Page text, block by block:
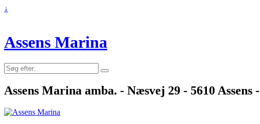
↓
Assens Marina
Søg
efter:
Assens Marina amba. - Næsvej 29 - 5610 Assens